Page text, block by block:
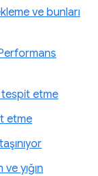
ve bunları
tespit etme
etme
yığın